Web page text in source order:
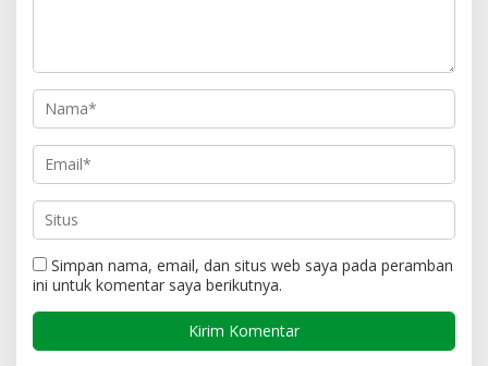
Simpan nama, email, dan situs web saya pada peramban
ini untuk komentar saya berikutnya.